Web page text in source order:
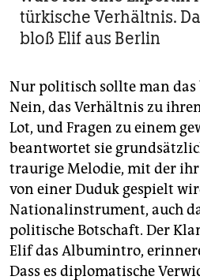
türkische Verhältnis.
bloß Elif aus Berlin
Nur politisch sollte man
Nein, das Verhältnis zu
Lot, und Fragen zu einem
beantwortet sie
traurige Melodie, mit der
von einer Duduk gespielt
Nationalinstrument, auch
politische Botschaft. Der
Elif das Albumintro,
Dass es diplomatische